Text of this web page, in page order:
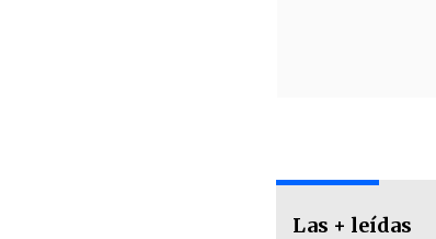
Las + leídas